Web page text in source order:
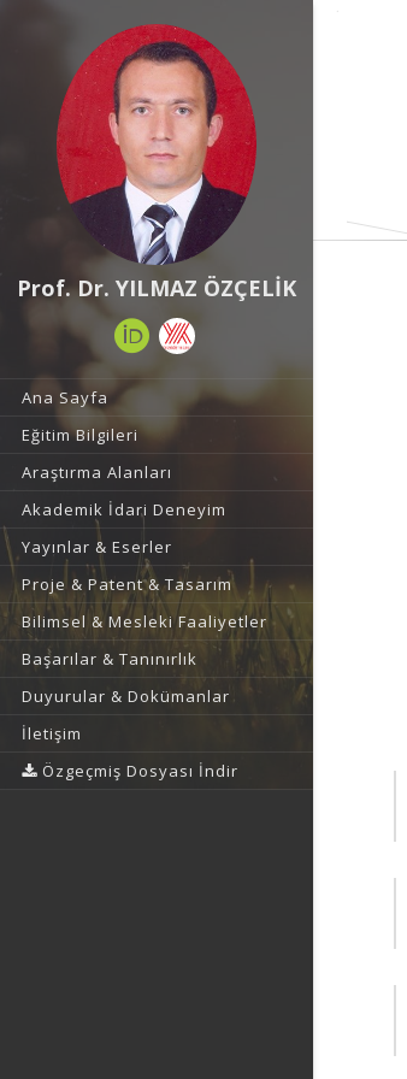
Prof. Dr. YILMAZ ÖZÇELİK
Ana Sayfa
Eğitim Bilgileri
Araştırma Alanları
Akademik İdari Deneyim
Yayınlar & Eserler
Proje & Patent & Tasarım
Bilimsel & Mesleki Faaliyetler
Başarılar & Tanınırlık
Duyurular & Dokümanlar
İletişim
Özgeçmiş Dosyası İndir